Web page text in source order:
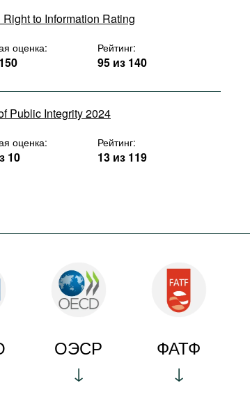
to Information Rating
оценка: Рейтинг:
95 из 140
Public Integrity 2024
оценка:
10
Рейтинг:
13 из 119
ОЭСР ФАТФ